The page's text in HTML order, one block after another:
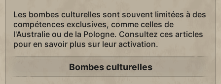
Les bombes culturelles sont souvent limitées à des
compétences exclusives, comme celles de
l'Australie ou de la Pologne. Consultez ces articles
pour en savoir plus sur leur activation.
Bombes culturelles